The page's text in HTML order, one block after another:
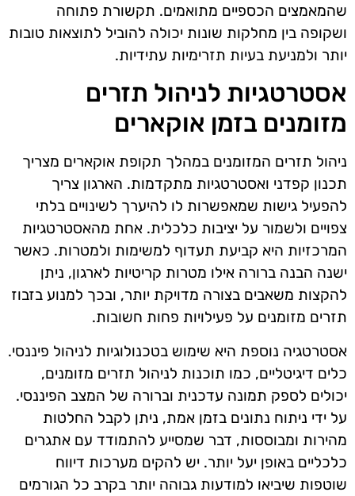
שהמאמצים הכספיים מתואמים. תקשורת פתוחה
ושקופה בין מחלקות שונות יכולה להוביל לתוצאות טובות
יותר ולמניעת בעיות תזרימיות עתידיות.
אסטרטגיות לניהול תזרים
מזומנים בזמן אוקארים
ניהול תזרים המזומנים במהלך תקופת אוקארים מצריך
תכנון קפדני ואסטרטגיות מתקדמות. הארגון צריך
להפעיל גישות שמאפשרות לו להיערך לשינויים בלתי
צפויים ולשמור על יציבות כלכלית. אחת מהאסטרטגיות
המרכזיות היא קביעת תעדוף למשימות ולמטרות. כאשר
ישנה הבנה ברורה אילו מטרות קריטיות לארגון, ניתן
להקצות משאבים בצורה מדויקת יותר, ובכך למנוע בזבוז
תזרים מזומנים על פעילויות פחות חשובות.
אסטרטגיה נוספת היא שימוש בטכנולוגיות לניהול פיננסי.
כלים דיגיטליים, כמו תוכנות לניהול תזרים מזומנים,
יכולים לספק תמונה עדכנית וברורה של המצב הפיננסי.
על ידי ניתוח נתונים בזמן אמת, ניתן לקבל החלטות
מהירות ומבוססות, דבר שמסייע להתמודד עם אתגרים
כלכליים באופן יעל יותר. יש להקים מערכות דיווח
שוטפות שיביאו למודעות גבוהה יותר בקרב כל הגורמים